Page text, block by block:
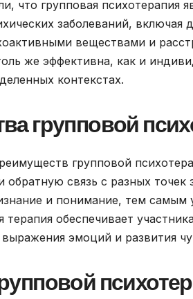
что групповая психотерапия
заболеваний,
веществами и
же эффективна, как и
контекстах.
групповой
групповой
связь с разных точек
и понимание, тем
терапия обеспечивает
эмоций и развития